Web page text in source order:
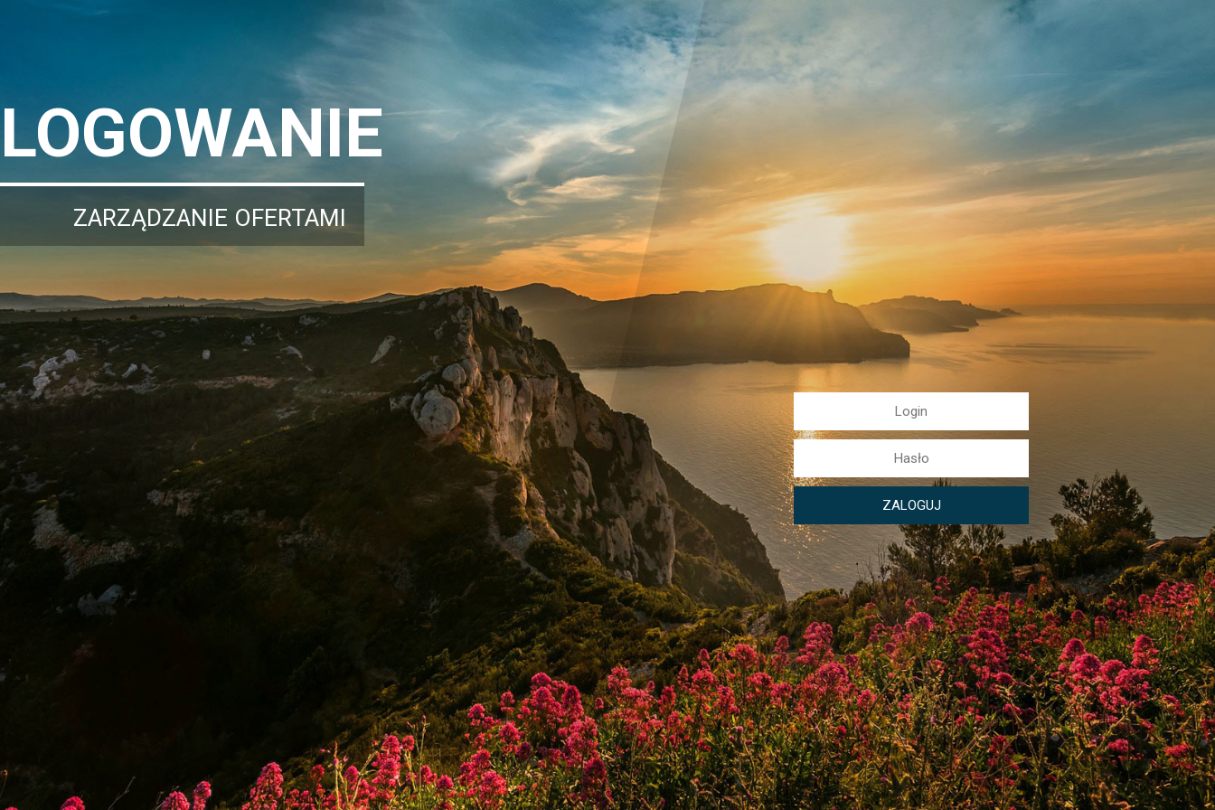
LOGOWANIE
ZARZĄDZANIE OFERTAMI